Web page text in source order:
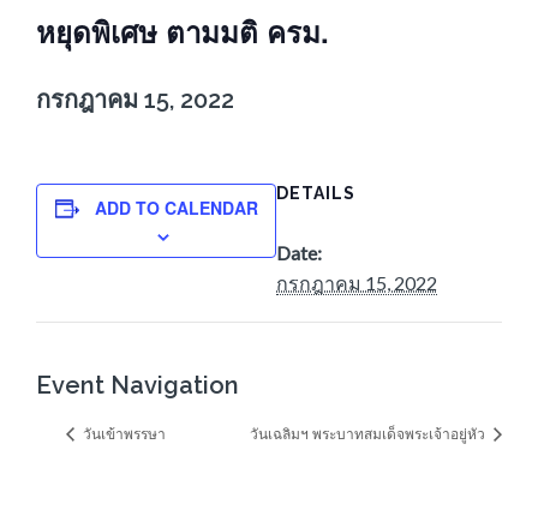
หยุดพิเศษ ตามมติ ครม.
กรกฎาคม 15, 2022
ADD TO CALENDAR
DETAILS
Date:
กรกฎาคม 15, 2022
Event Navigation
วันเข้าพรรษา วันเฉลิมฯ พระบาทสมเด็จพระเจ้าอยู่หัว